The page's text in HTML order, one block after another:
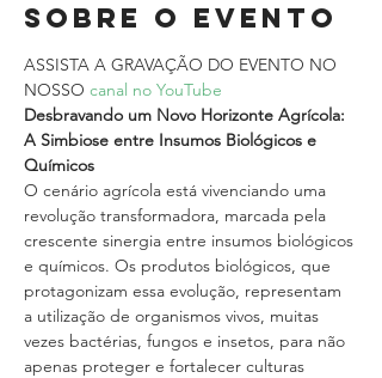
Sobre o evento
ASSISTA A GRAVAÇÃO DO EVENTO NO
NOSSO canal no YouTube
Desbravando um Novo Horizonte Agrícola:
A Simbiose entre Insumos Biológicos e
Químicos
O cenário agrícola está vivenciando uma
revolução transformadora, marcada pela
crescente sinergia entre insumos biológicos
e químicos. Os produtos biológicos, que
protagonizam essa evolução, representam
a utilização de organismos vivos, muitas
vezes bactérias, fungos e insetos, para não
apenas proteger e fortalecer culturas